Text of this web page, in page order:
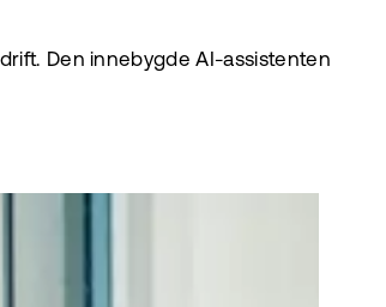
Den innebygde AI-assistenten